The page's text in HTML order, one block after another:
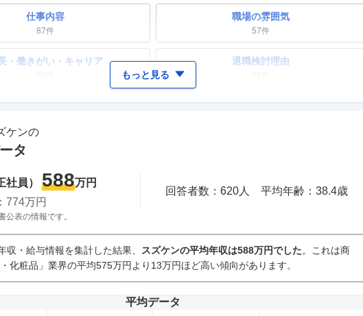
仕事内容
87件
職場の雰囲気
57件
・働きがい・キャリア 退職検討理由
ークライフバランス 女性の活躍・働きやすさ
人事・評価制度
21
入社理由・入社後ギャップ
関するクチコミ
中途採用面接・選考
3件
新卒採用面接・選考
7件
もっと見る
ケンの
タ
員） 588万円
774万円
回答者数：620 人 平均年齢：38.4歳
表の情報です。
収・給与情報を集計した結果、 スズケンの平均年収は588万円でした。これは商
化粧品」業界の平均575万円より13万円ほど高い傾向があります。
平均データ